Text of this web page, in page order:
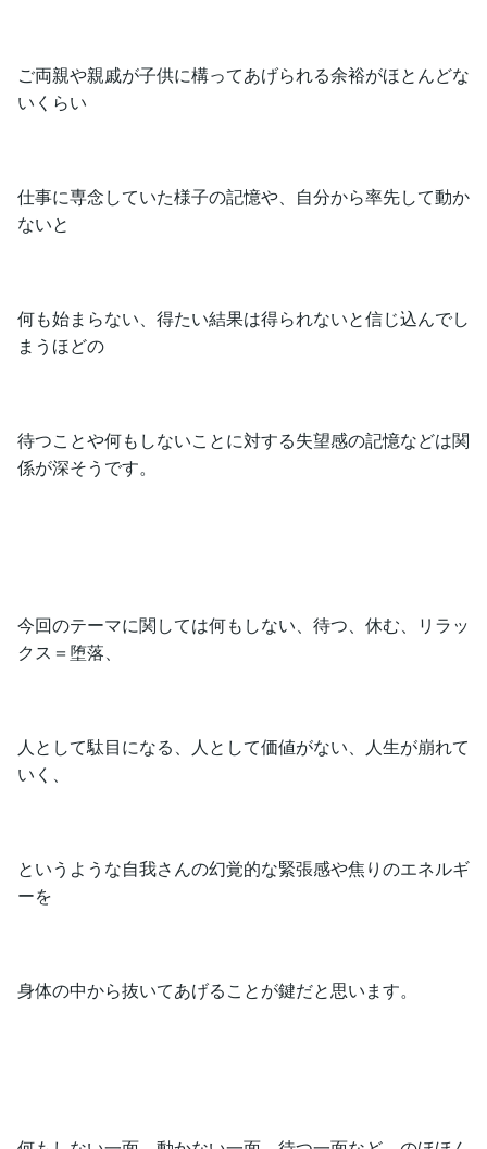
ご両親や親戚が子供に構ってあげられる余裕がほとんどな
いくらい
仕事に専念していた様子の記憶や、自分から率先して動か
ないと
何も始まらない、得たい結果は得られないと信じ込んでし
まうほどの
待つことや何もしないことに対する失望感の記憶などは関
係が深そうです。
今回のテーマに関しては何もしない、待つ、休む、リラッ
クス＝堕落、
人として駄目になる、人として価値がない、人生が崩れて
いく、
というような自我さんの幻覚的な緊張感や焦りのエネルギ
ーを
身体の中から抜いてあげることが鍵だと思います。